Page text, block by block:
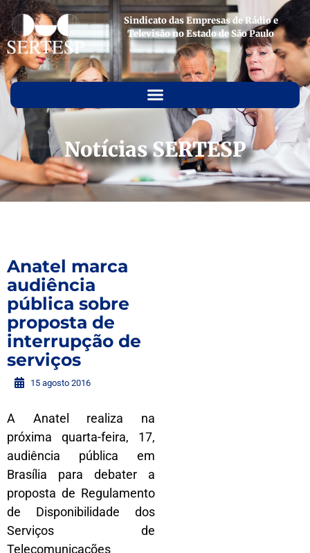
Sindicato das Empresas de Rádio e
Televisão no Estado de São Paulo
Notícias SERTESP
Anatel marca
audiência
pública sobre
proposta de
interrupção de
serviços
15 agosto 2016
A Anatel realiza na
próxima quarta-feira, 17,
audiência pública em
Brasília para debater a
proposta de Regulamento
de Disponibilidade dos
Serviços de
Telecomunicações